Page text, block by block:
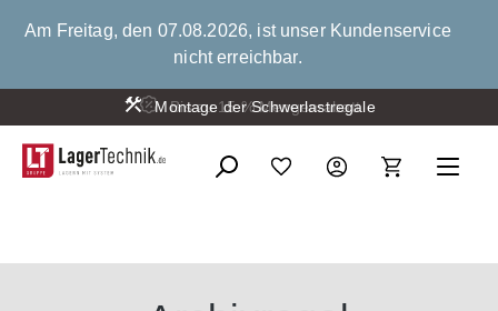
springen
Am Freitag, den 07.08.2026, ist unser Kundenservice
nicht erreichbar.
Montage der Schwerlastregale